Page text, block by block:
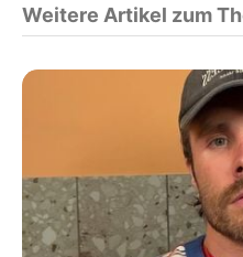
Weitere Artikel zum